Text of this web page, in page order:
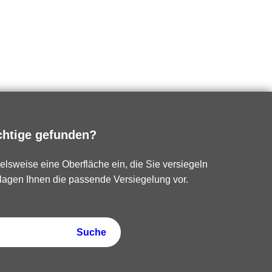
gefunden?
eine Oberfläche ein, die Sie versiegeln
Ihnen die passende Versiegelung vor.